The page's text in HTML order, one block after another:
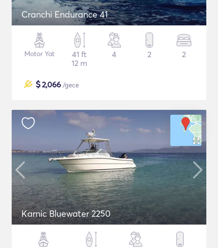
Cranchi Endurance 41
Motor Yat
41 ft
12 m
4 2 2
$2,066 /gece
Karnic Bluewater 2250